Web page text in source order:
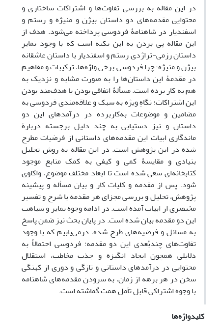
در این مقاله به بررسی تفاوت‌ها و اشتراکات ساختاری و
محتوایی مقدمه‌های دو داستان بیژن و منیژه و رستم و
اسفندیار در شاهنامۀ فردوسی پرداخته می‌شود. هدف از
این مقاله پی بردن به این نکته است که با وجود تمایزِ
داستان رزمی-تراژدی رستم و اسفندیار با داستان عاشقانه
بیژن و منیژه؛ چرا فردوسی برخی واژه‌ها، ترکیبات و مفاهیم
در مقدمۀ این داستان‌ها را به صورت مشابه و نزدیک به
هم به کار برده است. مسألۀ اتفاقی بودن یا هدف‌مند بودن
این اشتراکات؛ نگاهِ ویژه به سبک و علاقه‌مندی فردوسی به
مضامین و موضوعات به‌کاربرده در درآمدهای این دو
داستان و نیز دستیابی به چند دلیل برجسته دربارۀ
ماندگاری ابیات این مقدمه‌های داستانی از فرضیات مطرح
شده در این پژوهش است. در این مقاله به روش تحلیل
بنیادی و مقایسۀ کمی و کیفی به کمک منابع موجود
کتابخانه‌ای سعی شده است تا ابعاد مختلف موضوع، واکاوی
شود. پس از مقدمه و کلیات کار و بیان مسأله و پیشینه
پژوهش، تحلیل و بررسی مجزای هر مقدمه با شرح و تفسیر
مختصری از ابیات آمده است. در ادامه وجوه تمایز و شباهت
این دو مقدمه بیان شده است. در پایان بحث نیز ضمن پاسخ
به مسائل و فرضیه‌های طرح شده، درمی‌یابیم که با وجود
تفاوت‌های چندبُعدی این دو مقدمه؛ فردوسی احتمالاً به
دلایلی همچون ایجاد انگیزه و جذب مخاطب، استقلال
محتوایی در درآمدهای داستانی و تازگی و دوری از کهنگی
سخن در هر برهه از زمان، به سرودن مقدمه‌های شاهنامه
با وجوه اشتراکی قابل تأمل همت گماشته است.
کلیدواژه‌ها